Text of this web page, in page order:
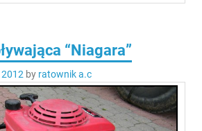
“Niagara”
by ratownik a.c